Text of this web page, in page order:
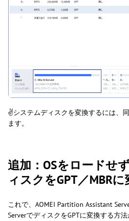
✌システムディスクを変換するには、
ます。
追加：OSをロードせ
ィスクをGPT／MBRに
これで、AOMEI Partition Assistant
ServerでディスクをGPTに変換する方